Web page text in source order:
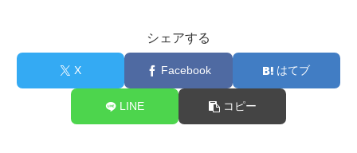
シェアする
X Facebook はてブ
LINE コピー